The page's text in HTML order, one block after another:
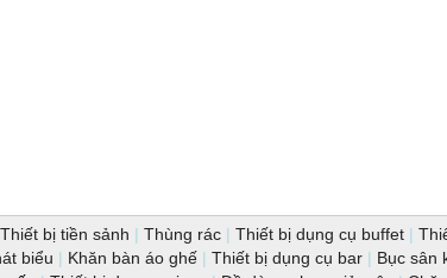
Thiết bị tiền sảnh | Thùng rác | Thiết bị dụng cụ buffet |
biểu | Khăn bàn áo ghế | Thiết bị dụng cụ bar | Bục sân